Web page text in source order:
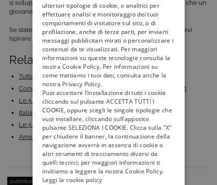
si sviluppa intorno a una misteriosa scatola, La Vaudou Mort, che un
giovane studente eredita dopo la morte del padre.
Se state pianificando una serata davanti a un bel film, lasciatevi
ispirare
dal palinsesto di Tivù la Guida.
Related Posts:
Tutto pronto per la seconda parte della sesta (e…
Conoscete i protagonisti di Vikings? Vi presentiamo il cast
Le 5 cose che non sapevate su Vikings
Italia's Got Talent 2024 in onda su TV8: quando…
Le 5 serie tv simili a Vikings: storia e avventura
Amici di Maria De Filippi: scopriamo che fine hanno…
pubblicato il:8 Aprile 2016| categoria:
ulteriori tipologie di cookie, o analitici per
effettuare analisi e monitoraggio dei tuoi
comportamenti di visitatore sul sito, o di
profilazione, anche di terze parti, per inviarti
messaggi pubblicitari mirati o personalizzare i
contenuti da te visualizzati. Per maggiori
informazioni su queste tecnologie consulta la
nostra Cookie Policy. Per informazioni su
come trattiamo i tuoi dati, consulta anche la
nostra Privacy Policy.
Puoi accettare l’installazione di tutti i cookie
cliccando sul pulsante ACCETTA TUTTI I
COOKIE, oppure scegli le singole tipologie che
vuoi installare, cliccando sull’apposito
pulsante SELEZIONA I COOKIE. Clicca sulla "X"
per chiudere il banner, la continuazione della
navigazione avverrà in assenza di cookie o
altri strumenti di tracciamento diversi da
quelli tecnici; per maggiori informazioni ti
invitiamo a leggere la nostra Cookie Policy.
Leggi la cookie policy